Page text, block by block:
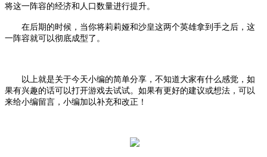
将这一阵容的经济和人口数量进行提升。
在后期的时候，当你将莉莉娅和沙皇这两个英雄拿到手之后，这
一阵容就可以彻底成型了。
以上就是关于今天小编的简单分享，不知道大家有什么感觉，如
果有兴趣的话可以打开游戏去试试。如果有更好的建议或想法，可以
来给小编留言，小编加以补充和改正！